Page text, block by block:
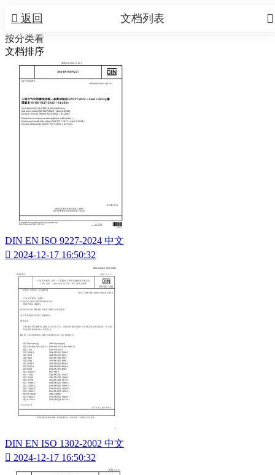
 返回 
文档列表
按分类看
文档排序
DIN EN ISO 9227-2024 中文
 2024-12-17 16:50:32
DIN EN ISO 1302-2002 中文
 2024-12-17 16:50:32